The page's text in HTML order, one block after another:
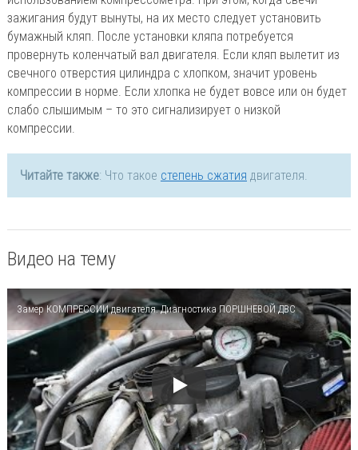
зажигания будут вынуты, на их место следует установить
бумажный кляп. После установки кляпа потребуется
провернуть коленчатый вал двигателя. Если кляп вылетит из
свечного отверстия цилиндра с хлопком, значит уровень
компрессии в норме. Если хлопка не будет вовсе или он будет
слабо слышимым – то это сигнализирует о низкой
компрессии.
Читайте также: Что такое степень сжатия двигателя.
Видео на тему
Замер КОМПРЕССИИ двигателя. Диагностика ПОРШНЕВОЙ ДВС